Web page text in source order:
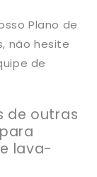
Plano de
não hesite
de
de outras
lava-